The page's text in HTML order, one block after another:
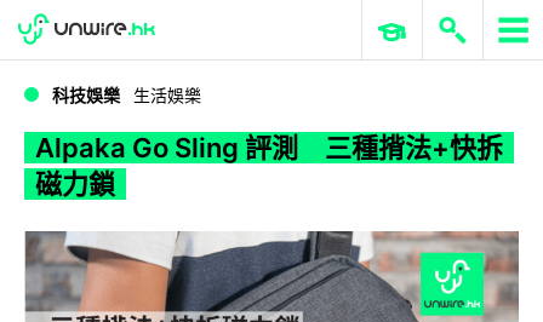
WWDC 2026 ERP 與商業 AI
科技娛樂 生活娛樂
Alpaka Go Sling 評測 三種揹法+快拆
磁力鎖